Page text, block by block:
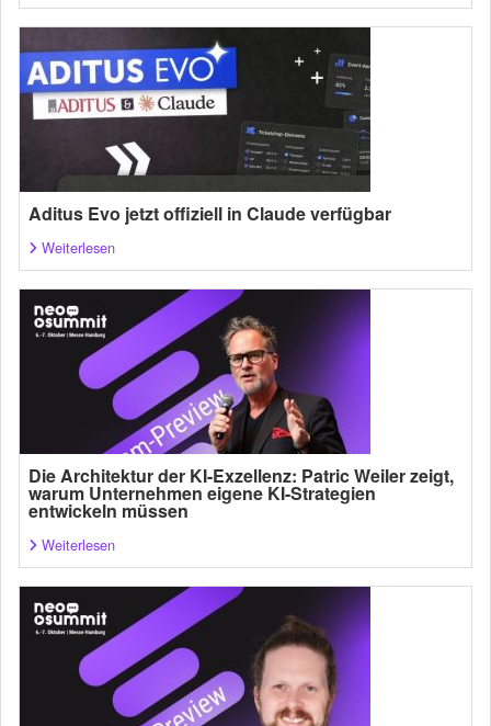
Aditus Evo jetzt offiziell in Claude verfügbar
Weiterlesen
Die Architektur der KI-Exzellenz: Patric Weiler zeigt,
warum Unternehmen eigene KI-Strategien
entwickeln müssen
Weiterlesen